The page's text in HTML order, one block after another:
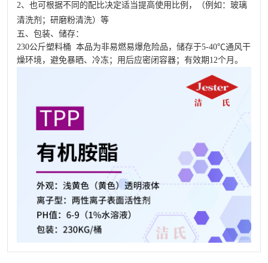
2、也可根据不同的配比决定适当提高使用比例，（例如： 玻璃
清洗剂 ；研磨粉清洗）等
五、包装、储存：
230公斤塑料桶 本品为非易燃易爆危险品，储存于5-40℃通风干
燥环境，避免暴晒、冷冻；用后应密闭容器；有效期12个月。